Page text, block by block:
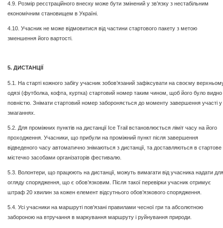
4.9. Розмір реєстраційного внеску може бути змінений у зв’язку з нестабільним
економічним становищем в Україні.
4.10. Учасник не може відмовитися від частини стартового пакету з метою
зменшення його вартості.
5. ДИСТАНЦІЇ
5.1. На старті кожного забігу учасник зобов’язаний зафіксувати на своєму
одязі (футболка, кофта, куртка) стартовий номер таким чином, щоб його було видно
повністю. Знімати стартовий номер забороняється до моменту завершення участі у
змаганнях.
5.2. Для проміжних пунктів на дистанції Ice Trail встановлюється ліміт часу на його
проходження. Учасники, що прибули на проміжний пункт після завершення
відведеного часу автоматично знімаються з дистанції, та доставляються в стартове
містечко засобами організаторів фестивалю.
5.3. Волонтери, що працюють на дистанції, можуть вимагати від учасника надати для
огляду спорядження, що є обов’язковим. Після такої перевірки учасник отримує
штраф 20 хвилин за кожен елемент відсутнього обов’язкового спорядження.
5.4. Усі учасники на маршруті пов'язані правилами чесної гри та абсолютною
забороною на втручання в маркування маршруту і руйнування природи.